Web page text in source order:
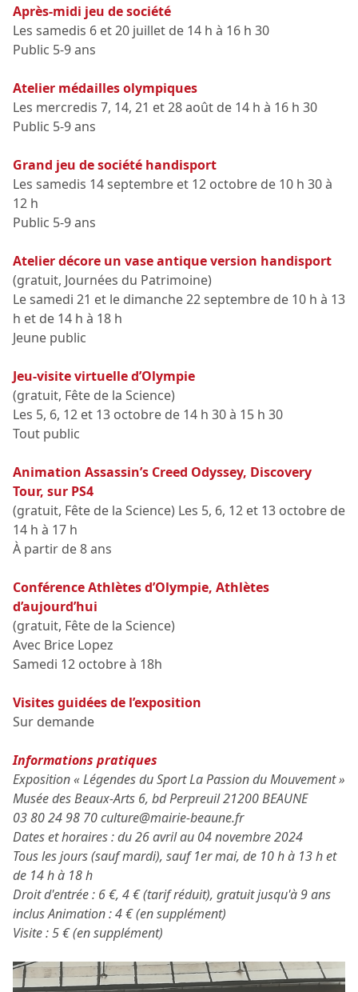
Après-midi jeu de société
Les samedis 6 et 20 juillet de 14 h à 16 h 30
Public 5-9 ans
Atelier médailles olympiques
Les mercredis 7, 14, 21 et 28 août de 14 h à 16 h 30
Public 5-9 ans
Grand jeu de société handisport
Les samedis 14 septembre et 12 octobre de 10 h 30 à
12 h
Public 5-9 ans
Atelier décore un vase antique version handisport
(gratuit, Journées du Patrimoine)
Le samedi 21 et le dimanche 22 septembre de 10 h à 13
h et de 14 h à 18 h
Jeune public
Jeu-visite virtuelle d’Olympie
(gratuit, Fête de la Science)
Les 5, 6, 12 et 13 octobre de 14 h 30 à 15 h 30
Tout public
Animation Assassin’s Creed Odyssey, Discovery
Tour, sur PS4
(gratuit, Fête de la Science) Les 5, 6, 12 et 13 octobre de
14 h à 17 h
À partir de 8 ans
Conférence Athlètes d’Olympie, Athlètes
d’aujourd’hui
(gratuit, Fête de la Science)
Avec Brice Lopez
Samedi 12 octobre à 18h
Visites guidées de l’exposition
Sur demande
Informations pratiques
Exposition « Légendes du Sport La Passion du Mouvement »
Musée des Beaux-Arts 6, bd Perpreuil 21200 BEAUNE
03 80 24 98 70culture@mairie-beaune.fr
Dates et horaires : du 26 avril au 04 novembre 2024
Tous les jours (sauf mardi), sauf 1er mai, de 10 h à 13 h et
de 14 h à 18 h
Droit d'entrée : 6 €, 4 € (tarif réduit), gratuit jusqu'à 9 ans
inclus Animation : 4 € (en supplément)
Visite : 5 € (en supplément)